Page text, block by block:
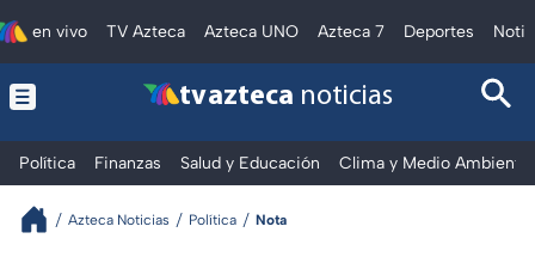
en vivo TV Azteca Azteca UNO Azteca 7 Deportes
tv azteca noticias
Política Finanzas Salud y Educación Clima y Medio Ambiente
Azteca Noticias Política Nota